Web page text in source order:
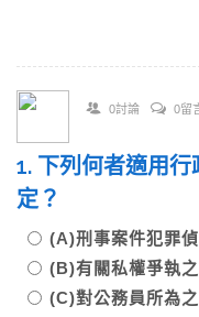
0討論 0留
1. 下列何者適用
定？
(A)刑事案件犯罪
(B)有關私權爭執
(C)對公務員所為